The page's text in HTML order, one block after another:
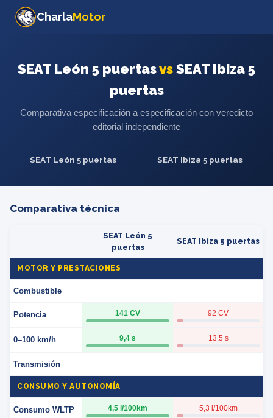
CharlaMotor
SEAT León 5 puertasvsSEAT Ibiza 5
puertas
Comparativa especificación a especificación con veredicto
editorial independiente
SEAT León 5 puertas SEAT Ibiza 5 puertas
Comparativa técnica
SEAT León 5
puertas
SEAT Ibiza 5 puertas
MOTOR Y PRESTACIONES
Combustible — —
Potencia 141 CV 92 CV
0–100 km/h 9,4 s 13,5 s
Transmisión — —
CONSUMO Y AUTONOMÍA
Consumo WLTP 4,5 l/100km 5,3 l/100km